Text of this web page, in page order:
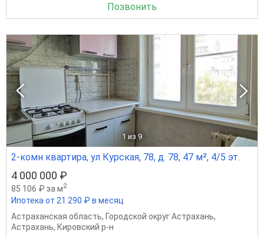
Позвонить
1 из 9
2-комн квартира, ул Курская, 78, д. 78, 47 м², 4/5 эт.
4 000 000 ₽
85 106 ₽ за м2
Ипотека от 21 290 ₽ в месяц
Астраханская область, Городской округ Астрахань,
Астрахань, Кировский р-н